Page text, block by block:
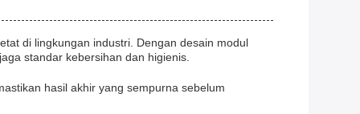
di lingkungan industri. Dengan desain modul
standar kebersihan dan higienis.
hasil akhir yang sempurna sebelum